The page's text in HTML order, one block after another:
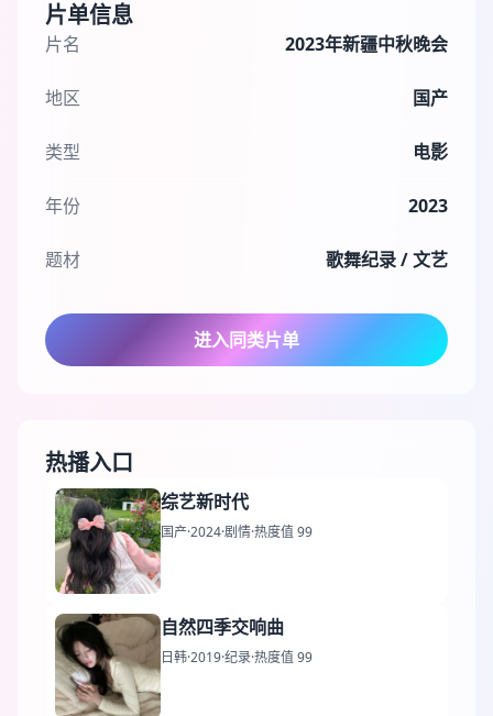
片单信息
片名 2023年新疆中秋晚会
地区 国产
类型 电影
年份 2023
题材 歌舞纪录 / 文艺
进入同类片单
热播入口
综艺新时代
国产·2024·剧情·热度值 99
自然四季交响曲
日韩·2019·纪录·热度值 99